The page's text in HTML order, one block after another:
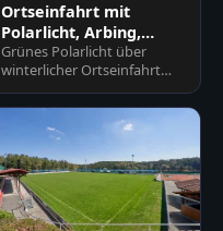
Ortseinfahrt mit
Polarlicht, Arbing,
Altötting, Oberbayern
Grünes Polarlicht über
winterlicher Ortseinfahrt
Arbing (Reischach),
Altötting, Oberbayern,
Deutschl…